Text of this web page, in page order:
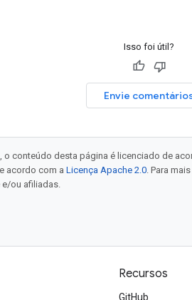
Isso foi útil?
Envie
o conteúdo desta página é licenciado de
acordo com a Licença Apache 2.0. Para
e/ou afiliadas.
Recursos
GitHub